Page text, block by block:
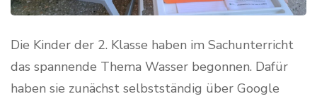
Die Kinder der 2. Klasse haben im Sachunterricht
das spannende Thema Wasser begonnen. Dafür
haben sie zunächst selbstständig über Google